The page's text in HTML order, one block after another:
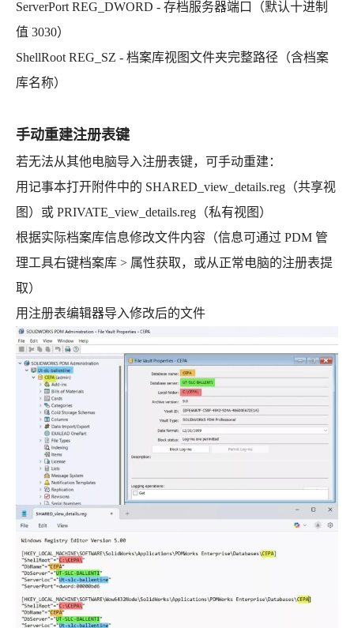
ServerPort REG_DWORD - 存档服务器端口（默认十进制
值 3030）
ShellRoot REG_SZ - 档案库视图文件夹完整路径（含档案
库名称）
手动重建注册表键
若无法从其他电脑导入注册表键，可手动重建：
用记事本打开附件中的 SHARED_view_details.reg（共享视
图）或 PRIVATE_view_details.reg（私有视图）
根据实际档案库信息修改文件内容（信息可通过 PDM 管
理工具右键档案库 > 属性获取，或从正常电脑的注册表提
取）
用注册表编辑器导入修改后的文件